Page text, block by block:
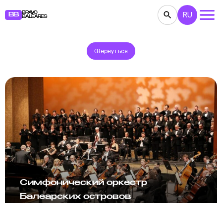
BB
BRAVO
BALEARES
КОНЦЕРТЫ ТЕАТР
РЕСТОРАНЫ ЯРМАРКИ ВЕЧЕРИНКИ
ДЕТЯМ BB NOTE
RU
Вернуться
Симфонический оркестр
Балеарских островов